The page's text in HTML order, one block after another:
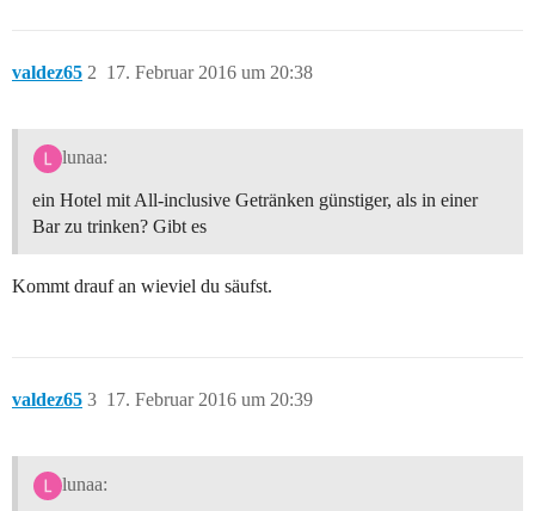
valdez65 17. Februar 2016 um 20:38
2
lunaa:
ein Hotel mit All-inclusive Getränken günstiger, als in einer
Bar zu trinken? Gibt es
Kommt drauf an wieviel du säufst.
valdez65 17. Februar 2016 um 20:39
3
lunaa: